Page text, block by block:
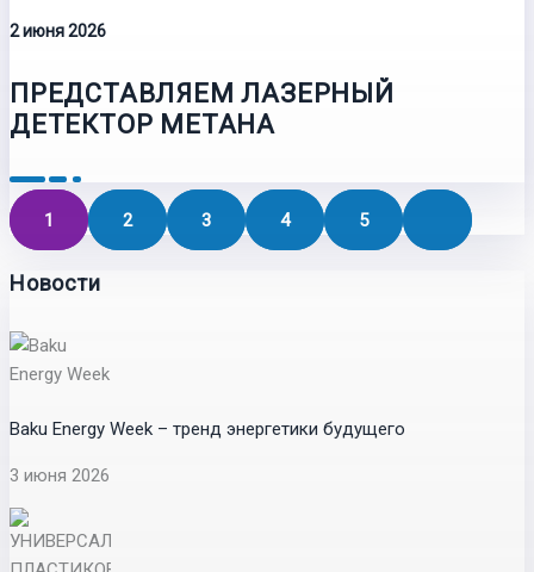
2 июня 2026
ПРЕДСТАВЛЯЕМ ЛАЗЕРНЫЙ
ДЕТЕКТОР МЕТАНА
1 2 3 4 5
Новости
Baku Energy Week – тренд энергетики будущего
3 июня 2026